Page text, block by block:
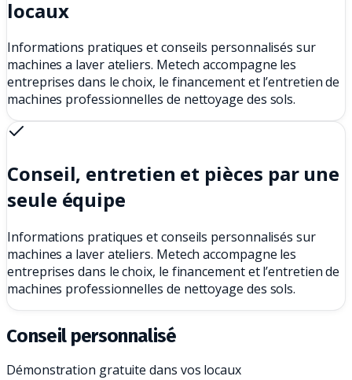
locaux
Informations pratiques et conseils personnalisés sur
machines a laver ateliers. Metech accompagne les
entreprises dans le choix, le financement et l’entretien de
machines professionnelles de nettoyage des sols.
Conseil, entretien et pièces par une
seule équipe
Informations pratiques et conseils personnalisés sur
machines a laver ateliers. Metech accompagne les
entreprises dans le choix, le financement et l’entretien de
machines professionnelles de nettoyage des sols.
Conseil personnalisé
Démonstration gratuite dans vos locaux